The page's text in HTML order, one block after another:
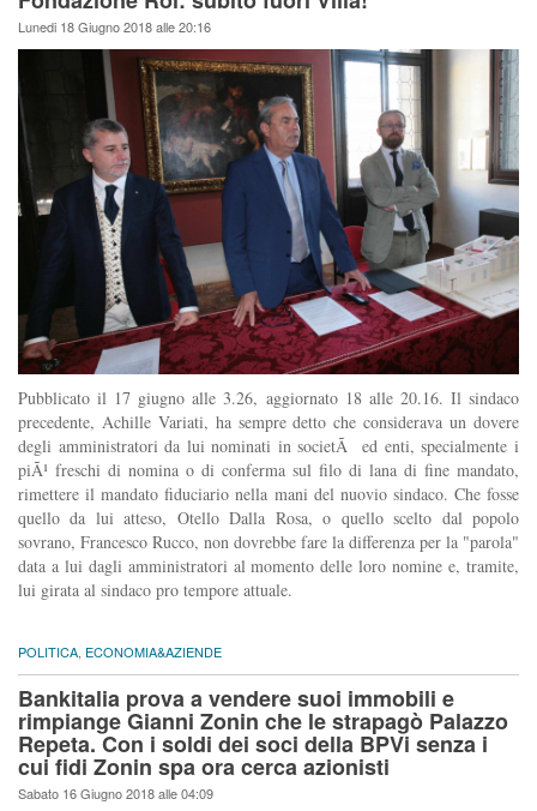
Lunedi 18 Giugno 2018 alle 20:16
Pubblicato il 17 giugno alle 3.26, aggiornato 18 alle 20.16. Il sindaco
precedente, Achille Variati, ha sempre detto che considerava un dovere
degli amministratori da lui nominati in societÃ ed enti, specialmente i
piÃ¹ freschi di nomina o di conferma sul filo di lana di fine mandato,
rimettere il mandato fiduciario nella mani del nuovio sindaco. Che fosse
quello da lui atteso, Otello Dalla Rosa, o quello scelto dal popolo
sovrano, Francesco Rucco, non dovrebbe fare la differenza per la "parola"
data a lui dagli amministratori al momento delle loro nomine e, tramite,
lui girata al sindaco pro tempore attuale.
POLITICA ECONOMIA&AZIENDE
Bankitalia prova a vendere suoi immobili e
rimpiange Gianni Zonin che le strapagò Palazzo
Repeta. Con i soldi dei soci della BPVi senza i
cui fidi Zonin spa ora cerca azionisti
Sabato 16 Giugno 2018 alle 04:09